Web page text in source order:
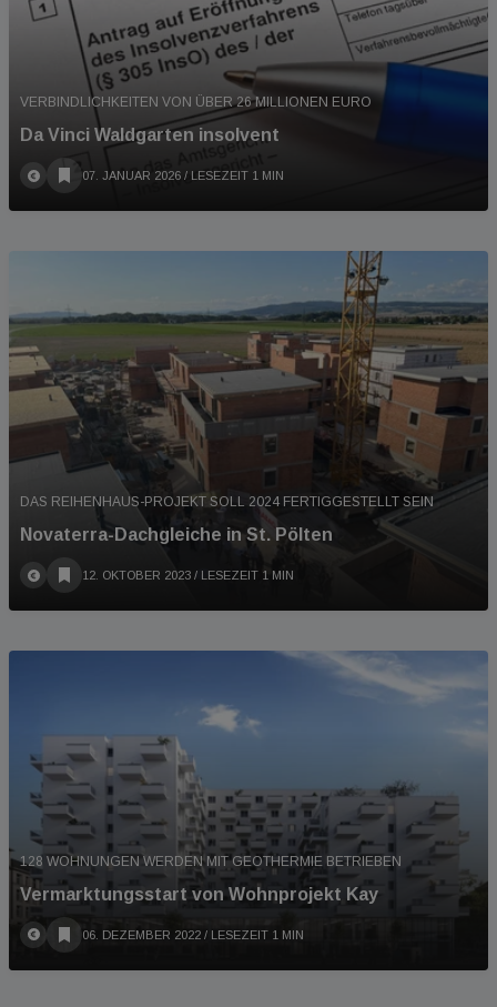
VERBINDLICHKEITEN VON ÜBER 26 MILLIONEN EURO
Da Vinci Waldgarten insolvent
07. JANUAR 2026 / LESEZEIT 1 MIN
DAS REIHENHAUS-PROJEKT SOLL 2024 FERTIGGESTELLT SEIN
Novaterra-Dachgleiche in St. Pölten
12. OKTOBER 2023 / LESEZEIT 1 MIN
128 WOHNUNGEN WERDEN MIT GEOTHERMIE BETRIEBEN
Vermarktungsstart von Wohnprojekt Kay
06. DEZEMBER 2022 / LESEZEIT 1 MIN